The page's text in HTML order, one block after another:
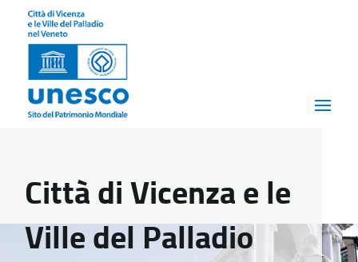
Città di Vicenza e le
Ville del Palladio